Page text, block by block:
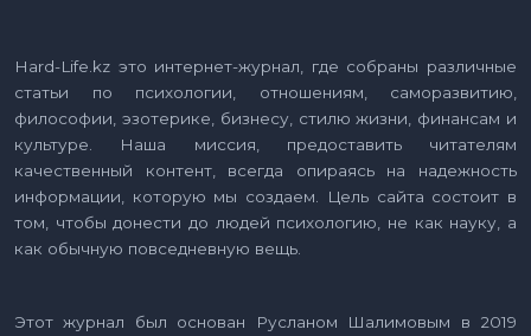
Hard-Life.kz это интернет-журнал, где собраны различные
статьи по психологии, отношениям, саморазвитию,
философии, эзотерике, бизнесу, стилю жизни, финансам и
культуре. Наша миссия, предоставить читателям
качественный контент, всегда опираясь на надежность
информации, которую мы создаем. Цель сайта состоит в
том, чтобы донести до людей психологию, не как науку, а
как обычную повседневную вещь.
Этот журнал был основан Русланом Шалимовым в 2019